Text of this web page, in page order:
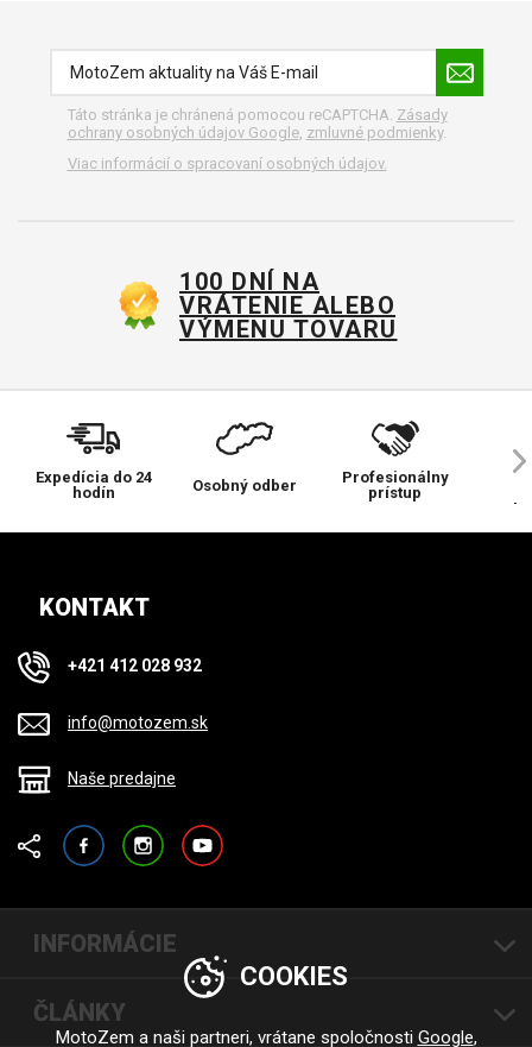
Táto stránka je chránená pomocou reCAPTCHA. Zásady
ochrany osobných údajov Google, zmluvné podmienky.
Viac informácií o spracovaní osobných údajov.
100 DNÍ NA
VRÁTENIE ALEBO
VÝMENU TOVARU
Expedícia do 24
hodín
Osobný odber
Profesionálny
prístup
KONTAKT
+421 412 028 932
info@motozem.sk
Naše predajne
FacebookInstagramYouTube
INFORMÁCIE
ČLÁNKY
COOKIES
MotoZem a naši partneri, vrátane spoločnosti Google,